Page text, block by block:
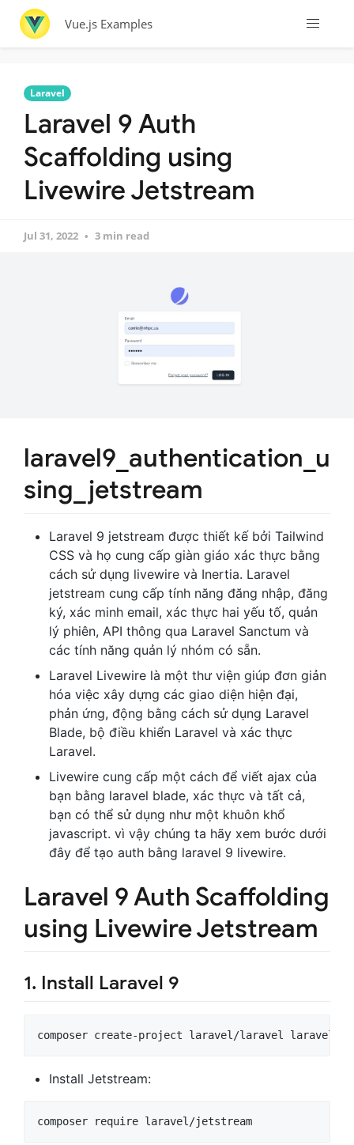
Vue.js Examples
Laravel
Laravel 9 Auth
Scaffolding using
Livewire Jetstream
Jul 31, 2022 3 min read
laravel9_authentication_u
sing_jetstream
Laravel 9 jetstream được thiết kế bởi Tailwind
CSS và họ cung cấp giàn giáo xác thực bằng
cách sử dụng livewire và Inertia. Laravel
jetstream cung cấp tính năng đăng nhập, đăng
ký, xác minh email, xác thực hai yếu tố, quản
lý phiên, API thông qua Laravel Sanctum và
các tính năng quản lý nhóm có sẵn.
Laravel Livewire là một thư viện giúp đơn giản
hóa việc xây dựng các giao diện hiện đại,
phản ứng, động bằng cách sử dụng Laravel
Blade, bộ điều khiển Laravel và xác thực
Laravel.
Livewire cung cấp một cách để viết ajax của
bạn bằng laravel blade, xác thực và tất cả,
bạn có thể sử dụng như một khuôn khổ
javascript. vì vậy chúng ta hãy xem bước dưới
đây để tạo auth bằng laravel 9 livewire.
Laravel 9 Auth Scaffolding
using Livewire Jetstream
1. Install Laravel 9
composer create-project laravel/laravel
Install Jetstream:
composer require laravel/jetstream